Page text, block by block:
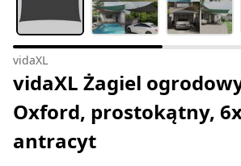
vidaXL
vidaXL Żagiel
Oxford, prostokątny,
antracyt